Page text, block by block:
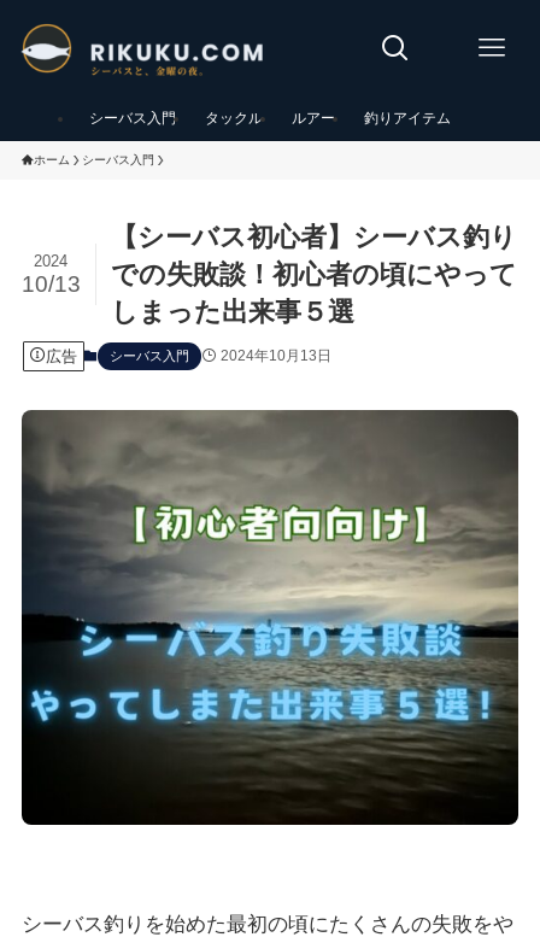
シーバス入門 タックル ルアー 釣りアイテム
ホーム シーバス入門
【シーバス初心者】シーバス釣り
での失敗談！初心者の頃にやって
しまった出来事５選
2024
10/13
広告 シーバス入門 2024年10月13日
シーバス釣りを始めた最初の頃にたくさんの失敗をや